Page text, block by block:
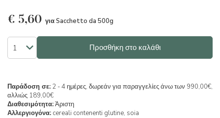
€ 5,60 για Sacchetto da 500g
Προσθήκη στο καλάθι
Παράδοση σε: 2 - 4 ημέρες, δωρεάν για παραγγελίες άνω των 990,00€,
αλλιώς 189,00€
Διαθεσιμότητα:Άριστη
Αλλεργιογόνα: cereali contenenti glutine, soia